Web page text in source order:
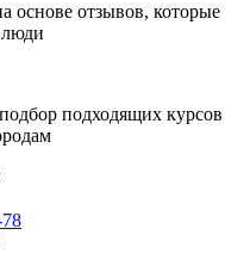
основе отзывов,
подходящих